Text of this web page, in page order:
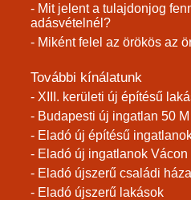
- Mit jelent a tulajdonjog
adásvételnél?
- Miként felel az örökös az
További kínálatunk
- XIII. kerületi új építésű
- Budapesti új ingatlan 50
- Eladó új építésű
- Eladó új ingatlanok Vácon
- Eladó újszerű családi
- Eladó újszerű lakások